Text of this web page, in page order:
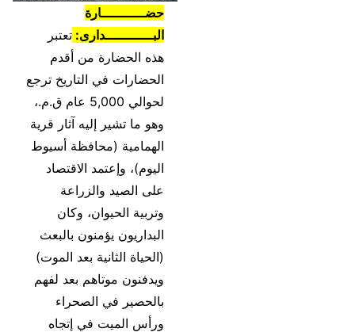
حضـــــــــــارة
البــــــــــــدارى: تعتبر
هذه الحضارة من أقدم
الحضارات في التاريخ ترجع
لحوالي 5,000 عام ق.م.،
وهو ما تشير إليه آثار قرية
الهمامية (محافظة أسيوط
اليوم)، وإعتمد الاقتصاد
على الصيد والزراعة
وتربية الحيوان، وكان
البداريون يؤمنون بالبعث
(الحياة الثانية بعد الموت)
ويدفنون موتاهم بعد لفهم
بالحصير في الصحراء
ورأس الميت في إتجاه